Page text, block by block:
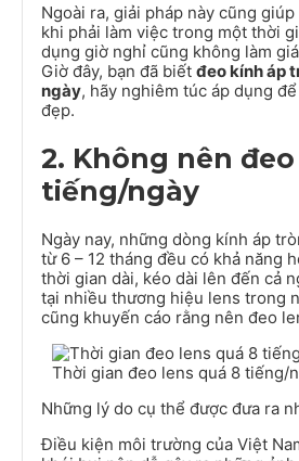
Ngoài ra, giải pháp này cũng
khi phải làm việc trong một thời
dụng giờ nghỉ cũng không làm
Giờ đây, bạn đã biết đeo kính áp
ngày, hãy nghiêm túc áp dụng
đẹp.
2. Không nên
tiếng/ngày
Ngày nay, những dòng kính áp
từ 6 – 12 tháng đều có khả năng
thời gian dài, kéo dài lên đến cả
tại nhiều thương hiệu lens trong
cũng khuyến cáo rằng nên đeo
Thời gian đeo lens quá 8 tiếng/
Những lý do cụ thể được đưa ra
Điều kiện môi trường của Việt